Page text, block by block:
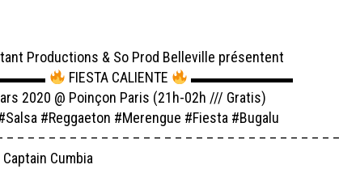
Productions & So Prod Belleville présentent
FIESTA CALIENTE
▬▬▬▬▬▬▬
2020 @ Poinçon Paris (21h-02h /// Gratis)
#Reggaeton #Merengue #Fiesta #Bugalu
– – – – – – – – – – – – – – – – – – – – – – – – – – – – – – –
Captain Cumbia